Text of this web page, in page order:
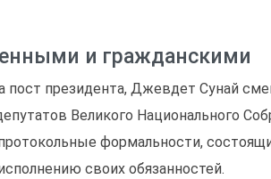
и гражданскими
пост президента, Джевдет Сунай
Великого Национального
формальности,
своих обязанностей.